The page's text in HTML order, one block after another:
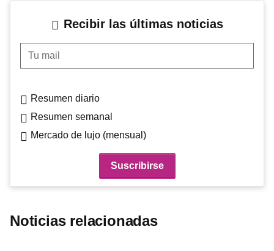
Recibir las últimas noticias
Tu mail
Resumen diario
Resumen semanal
Mercado de lujo (mensual)
Noticias relacionadas